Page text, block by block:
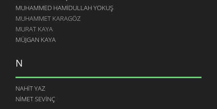
MUHAMMED HAMIDULLAH YOKUŞ
MUHAMMET KARAGÖZ
MURAT KAYA
MÜJGAN KAYA
N
NAHIT YAZ
NIMET SEVINÇ